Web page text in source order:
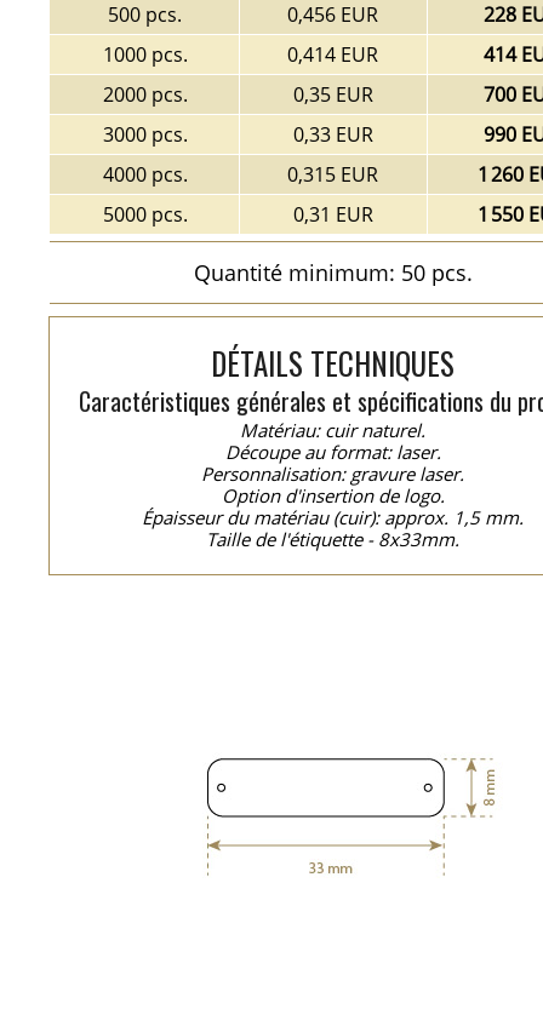
500 pcs.
0,456 EUR
228
1000 pcs.
0,414 EUR
414
2000 pcs.
0,35 EUR
700
3000 pcs.
0,33 EUR
990
4000 pcs.
0,315 EUR
1 260
5000 pcs.
0,31 EUR 1 550
Quantité minimum: 50 pcs.
DÉTAILS TECHNIQUES
Caractéristiques générales et spécifications du
Matériau: cuir naturel.
Découpe au format: laser.
Personnalisation: gravure laser.
Option d'insertion de logo.
Épaisseur du matériau (cuir): approx. 1,5 mm.
Taille de l'étiquette - 8x33mm.